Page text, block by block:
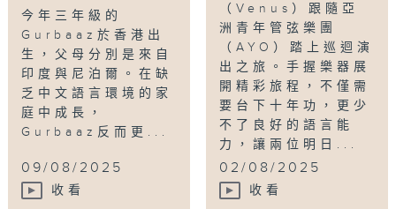
今年三年級的
Gurbaaz於香港出
生，父母分別是來自
印度與尼泊爾。在缺
乏中文語言環境的家
庭中成長，
Gurbaaz反而更...
09/08/2025
收看
（Venus）跟隨亞
洲青年管弦樂團
（AYO）踏上巡迴演
出之旅。手握樂器展
開精彩旅程，不僅需
要台下十年功，更少
不了良好的語言能
力，讓兩位明日...
02/08/2025
收看